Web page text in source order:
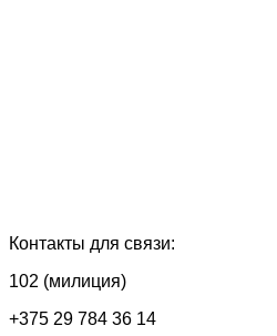
Контакты для связи:
102 (милиция)
+375 29 784 36 14